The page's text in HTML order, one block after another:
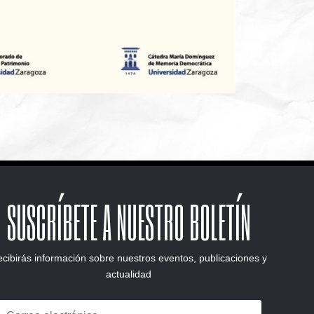
SUSCRÍBETE A NUESTRO BOLETÍN
información sobre nuestros eventos, publicaciones y
actualidad